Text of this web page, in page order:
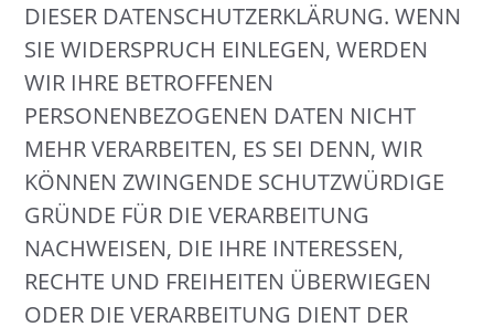
DIESER DATENSCHUTZERKLÄRUNG. WENN
SIE WIDERSPRUCH EINLEGEN, WERDEN
WIR IHRE BETROFFENEN
PERSONENBEZOGENEN DATEN NICHT
MEHR VERARBEITEN, ES SEI DENN, WIR
KÖNNEN ZWINGENDE SCHUTZWÜRDIGE
GRÜNDE FÜR DIE VERARBEITUNG
NACHWEISEN, DIE IHRE INTERESSEN,
RECHTE UND FREIHEITEN ÜBERWIEGEN
ODER DIE VERARBEITUNG DIENT DER